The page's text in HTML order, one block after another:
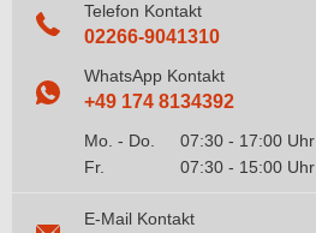
Telefon Kontakt
02266-9041310
WhatsApp Kontakt
+49 174 8134392
Mo. - Do.
07:30 - 17:00 Uhr
Fr.
07:30 - 15:00 Uhr
E-Mail Kontakt